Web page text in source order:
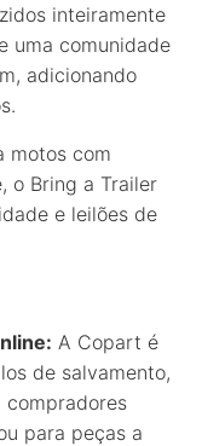
inteiramente
uma comunidade
adicionando
motos com
o Bring a Trailer
e leilões de
A Copart é
de salvamento,
compradores
para peças a